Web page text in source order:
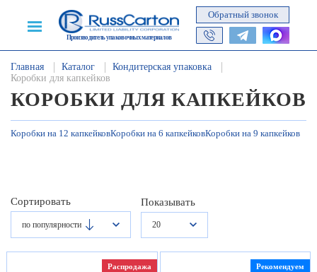
Производитель упаковочных материалов
Обратный звонок
Главная Каталог
Кондитерская упаковка
Коробки для капкейков
КОРОБКИ ДЛЯ КАПКЕЙКОВ
Коробки на 12 капкейковКоробки на 6 капкейковКоробки на 9 капкейков
Сортировать
по популярности
Показывать
20
Распродажа Рекомендуем